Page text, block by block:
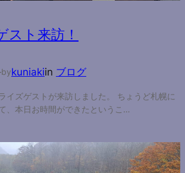
スト来訪！
bykuniakiin ブログ
イズゲストが来訪しました。 ちょうど札幌に
、本日お時間ができたというこ…